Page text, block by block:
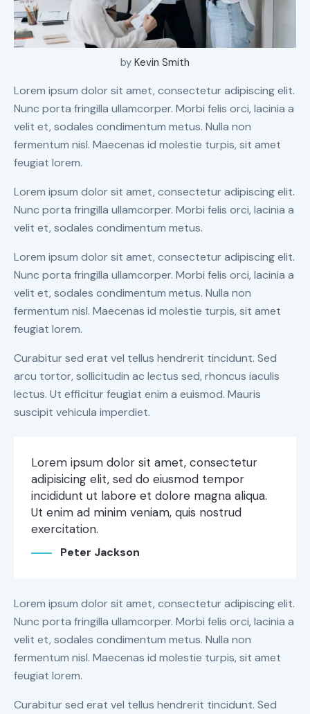
by Kevin Smith
Lorem ipsum dolor sit amet, consectetur adipiscing elit.
Nunc porta fringilla ullamcorper. Morbi felis orci, lacinia a
velit et, sodales condimentum metus. Nulla non
fermentum nisl. Maecenas id molestie turpis, sit amet
feugiat lorem.
Lorem ipsum dolor sit amet, consectetur adipiscing elit.
Nunc porta fringilla ullamcorper. Morbi felis orci, lacinia a
velit et, sodales condimentum metus.
Lorem ipsum dolor sit amet, consectetur adipiscing elit.
Nunc porta fringilla ullamcorper. Morbi felis orci, lacinia a
velit et, sodales condimentum metus. Nulla non
fermentum nisl. Maecenas id molestie turpis, sit amet
feugiat lorem.
Curabitur sed erat vel tellus hendrerit tincidunt. Sed
arcu tortor, sollicitudin ac lectus sed, rhoncus iaculis
lectus. Ut efficitur feugiat enim a euismod. Mauris
suscipit vehicula imperdiet.
Lorem ipsum dolor sit amet, consectetur
adipisicing elit, sed do eiusmod tempor
incididunt ut labore et dolore magna aliqua.
Ut enim ad minim veniam, quis nostrud
exercitation.
Peter Jackson
Lorem ipsum dolor sit amet, consectetur adipiscing elit.
Nunc porta fringilla ullamcorper. Morbi felis orci, lacinia a
velit et, sodales condimentum metus. Nulla non
fermentum nisl. Maecenas id molestie turpis, sit amet
feugiat lorem.
Curabitur sed erat vel tellus hendrerit tincidunt. Sed